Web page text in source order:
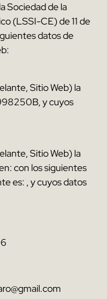
Sociedad de la
(LSSI-CE)de11de
datos de
:
,Sitio Web)la
B,y cuyos
,Sitio Web)la
:con los siguientes
es: ,y cuyos datos